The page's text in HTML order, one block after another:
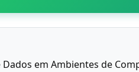
em Ambientes de